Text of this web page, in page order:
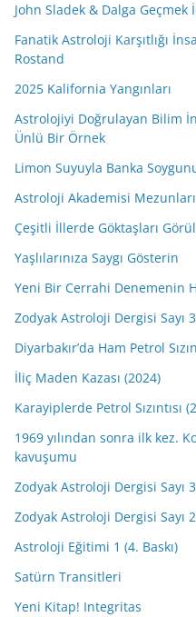
John Sladek & Dalga Geçmek
Fanatik Astroloji Karşıtlığı
Rostand
2025 Kalifornia Yangınları
Astrolojiyi Doğrulayan Bilim
Ünlü Bir Örnek
Limon Suyuyla Banka
Astroloji Akademisi Mezunları
Çeşitli İllerde Göktaşları
Yaşlılarınıza Saygı Gösterin
Yeni Bir Cerrahi Denemenin
Zodyak Astroloji Dergisi Sayı
Diyarbakır’da Ham Petrol
İliç Maden Kazası (2024)
Karayiplerde Petrol Sızıntısı
1969 yılından sonra ilk kez.
kavuşumu
Zodyak Astroloji Dergisi Sayı
Zodyak Astroloji Dergisi Sayı
Astroloji Eğitimi 1 (4. Baskı)
Satürn Transitleri
Yeni Kitap! Integritas